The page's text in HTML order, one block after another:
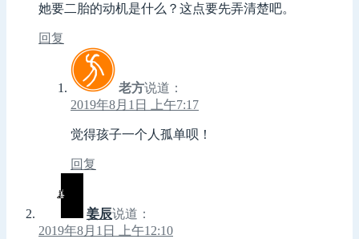
她要二胎的动机是什么？这点要先弄清楚吧。
回复
老方说道：
2019年8月1日 上午7:17
觉得孩子一个人孤单呗！
回复
姜辰说道：
2019年8月1日 上午12:10